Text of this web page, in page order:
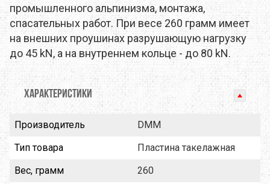
промышленного альпинизма, монтажа,
спасательных работ. При весе 260 грамм имеет
на внешних проушинах разрушающую нагрузку
до 45 kN, а на внутреннем кольце - до 80 kN.
ХАРАКТЕРИСТИКИ
Производитель
DMM
Тип товара
Пластина такелажная
Вес, грамм
260